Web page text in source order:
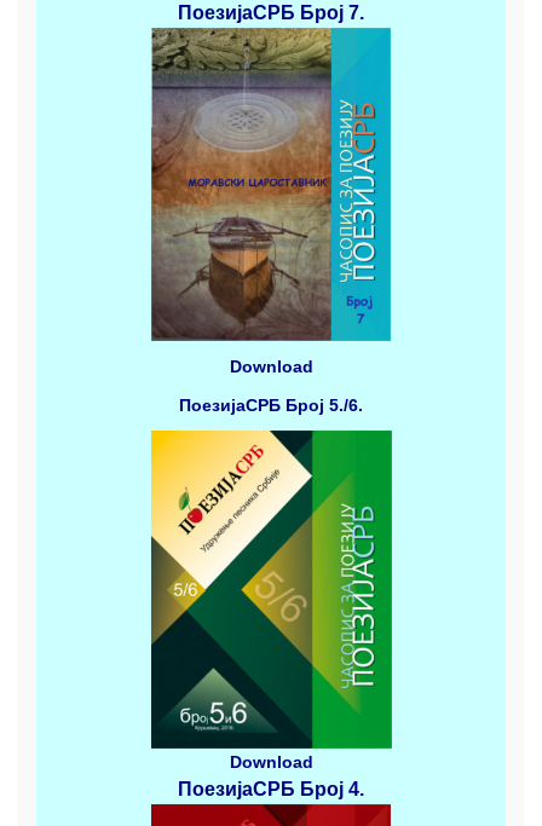
ПоезијаСРБ Број 7.
Download
ПоезијаСРБ Број 5./6.
Download
ПоезијаСРБ Број 4.